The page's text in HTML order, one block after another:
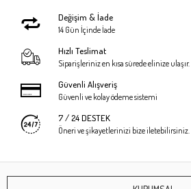
Değişim & İade
14 Gün İçinde İade
Hızlı Teslimat
Siparişleriniz en kısa sürede elinize ulaşır.
Güvenli Alışveriş
Güvenli ve kolay ödeme sistemi
7 / 24 DESTEK
Öneri ve şikayetlerinizi bize iletebilirsiniz.